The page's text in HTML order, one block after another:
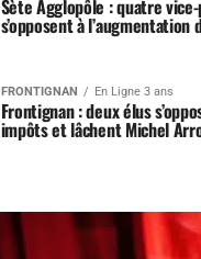
Sète Agglopôle : quatre
s’opposent à l’augmentation
FRONTIGNAN En Ligne 3 ans
Frontignan : deux élus
impôts et lâchent Michel